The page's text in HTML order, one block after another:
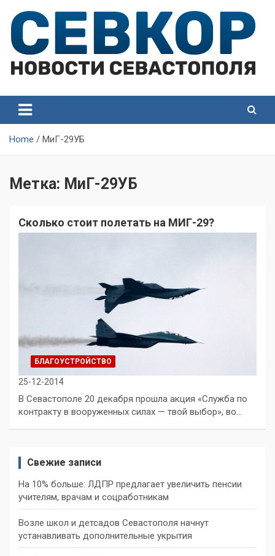
content
Севастополя
Севастополя
Home МиГ-29УБ
Метка: МиГ-29УБ
Сколько стоит полетать на МИГ-29?
БЛАГОУСТРОЙСТВО
25-12-2014
В Севастополе 20 декабря прошла акция «Служба по
контракту в вооруженных силах — твой выбор», во…
Свежие записи
На 10% больше: ЛДПР предлагает увеличить пенсии
учителям, врачам и соцработникам
Возле школ и детсадов Севастополя начнут
устанавливать дополнительные укрытия